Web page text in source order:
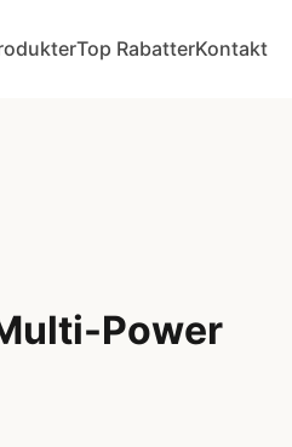
Top RabatterKontakt
Power